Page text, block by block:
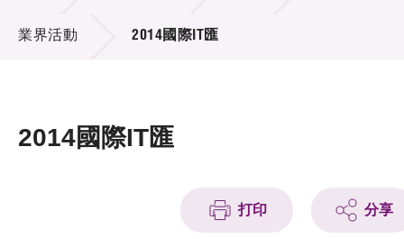
項目及資助計劃
活動及消息
業界活動 2014國際IT匯
2014國際IT匯
打印 分享